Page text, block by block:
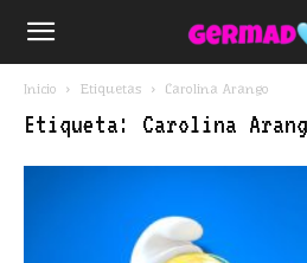
Inicio Etiquetas Carolina Arango
Etiqueta: Carolina